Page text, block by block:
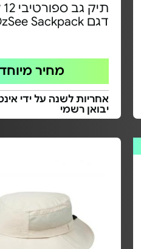
דגם OzSee Sackpack
מחיר
אחריות לשנה על ידי
יבואן רשמי